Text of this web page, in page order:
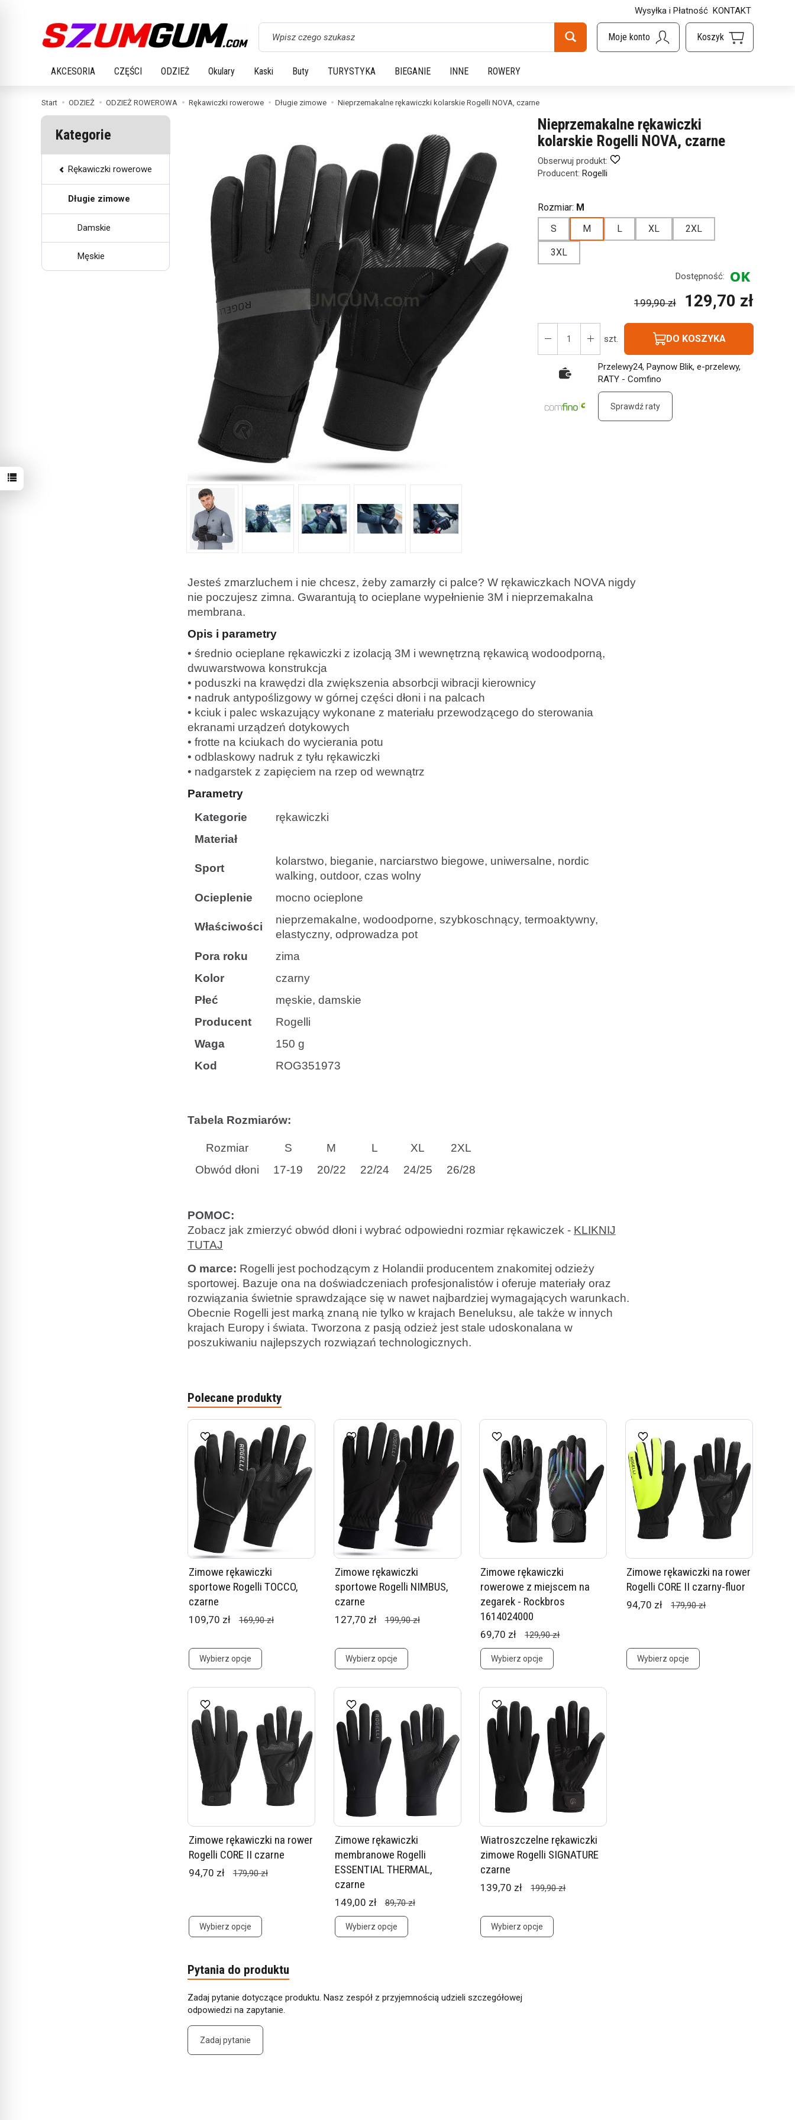
Wysyłka i Płatność KONTAKT
Wyszukaj
AKCESORIA CZĘŚCI ODZIEŻ Okulary Kaski Buty TURYSTYKA BIEGANIE INNE ROWERY
Start ODZIEŻ ODZIEŻ ROWEROWA Rękawiczki rowerowe Długie zimowe Nieprzemakalne rękawiczki kolarskie Rogelli NOVA, czarne
Nieprzemakalne rękawiczki
kolarskie Rogelli NOVA, czarne
Obserwuj produkt:
Producent: Rogelli
Rozmiar: M
S
M L XL 2XL
3XL
Dostępność:
199,90 zł 129,70 zł
szt. DO KOSZYKA
Przelewy24, Paynow Blik, e-przelewy,
RATY - Comfino
Sprawdź raty
Jesteś zmarzluchem i nie chcesz, żeby zamarzły ci palce? W rękawiczkach NOVA nigdy
nie poczujesz zimna. Gwarantują to ocieplane wypełnienie 3M i nieprzemakalna
membrana.
Opis i parametry
• średnio ocieplane rękawiczki z izolacją 3M i wewnętrzną rękawicą wodoodporną,
dwuwarstwowa konstrukcja
• poduszki na krawędzi dla zwiększenia absorbcji wibracji kierownicy
• nadruk antypoślizgowy w górnej części dłoni i na palcach
• kciuk i palec wskazujący wykonane z materiału przewodzącego do sterowania
ekranami urządzeń dotykowych
• frotte na kciukach do wycierania potu
• odblaskowy nadruk z tyłu rękawiczki
• nadgarstek z zapięciem na rzep od wewnątrz
Parametry
Kategorie
rękawiczki
Materiał
Sport
kolarstwo, bieganie, narciarstwo biegowe, uniwersalne, nordic
walking, outdoor, czas wolny
Ocieplenie
mocno ocieplone
Właściwości
nieprzemakalne, wodoodporne, szybkoschnący, termoaktywny,
elastyczny, odprowadza pot
Pora roku
zima
Kolor
czarny
Płeć
męskie, damskie
Producent
Rogelli
Waga
150 g
Kod
ROG351973
Tabela Rozmiarów:
Rozmiar S M L XL
2XL
Obwód dłoni
17-19 20/22 22/24 24/25 26/28
POMOC:
Zobacz jak zmierzyć obwód dłoni i wybrać odpowiedni rozmiar rękawiczek - KLIKNIJ
TUTAJ
O marce: Rogelli jest pochodzącym z Holandii producentem znakomitej odzieży
sportowej. Bazuje ona na doświadczeniach profesjonalistów i oferuje materiały oraz
rozwiązania świetnie sprawdzające się w nawet najbardziej wymagających warunkach.
Obecnie Rogelli jest marką znaną nie tylko w krajach Beneluksu, ale także w innych
krajach Europy i świata. Tworzona z pasją odzież jest stale udoskonalana w
poszukiwaniu najlepszych rozwiązań technologicznych.
Polecane produkty
Zimowe rękawiczki
sportowe Rogelli TOCCO,
czarne
109,70 zł 169,90 zł
Wybierz opcje
Zimowe rękawiczki
sportowe Rogelli NIMBUS,
czarne
127,70 zł 199,90 zł
Wybierz opcje
Zimowe rękawiczki
rowerowe z miejscem na
zegarek - Rockbros
1614024000
69,70 zł 129,90 zł
Wybierz opcje
Zimowe rękawiczki na rower
Rogelli CORE II czarny-fluor
94,70 zł 179,90 zł
Wybierz opcje
Zimowe rękawiczki na rower
Rogelli CORE II czarne
94,70 zł 179,90 zł
Wybierz opcje
Zimowe rękawiczki
membranowe Rogelli
ESSENTIAL THERMAL,
czarne
149,00 zł 89,70 zł
Wybierz opcje
Wiatroszczelne rękawiczki
zimowe Rogelli SIGNATURE
czarne
139,70 zł 199,90 zł
Wybierz opcje
Pytania do produktu
Zadaj pytanie dotyczące produktu. Nasz zespół z przyjemnością udzieli szczegółowej
odpowiedzi na zapytanie.
Zadaj pytanie
Kategorie
Rękawiczki rowerowe
Długie zimowe
Damskie
Męskie